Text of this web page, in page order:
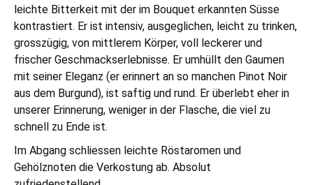
leichte Bitterkeit mit der im Bouquet erkannten Süsse
kontrastiert. Er ist intensiv, ausgeglichen, leicht zu trinken,
grosszügig, von mittlerem Körper, voll leckerer und
frischer Geschmackserlebnisse. Er umhüllt den Gaumen
mit seiner Eleganz (er erinnert an so manchen Pinot Noir
aus dem Burgund), ist saftig und rund. Er überlebt eher in
unserer Erinnerung, weniger in der Flasche, die viel zu
schnell zu Ende ist.
Im Abgang schliessen leichte Röstaromen und
Gehölznoten die Verkostung ab. Absolut